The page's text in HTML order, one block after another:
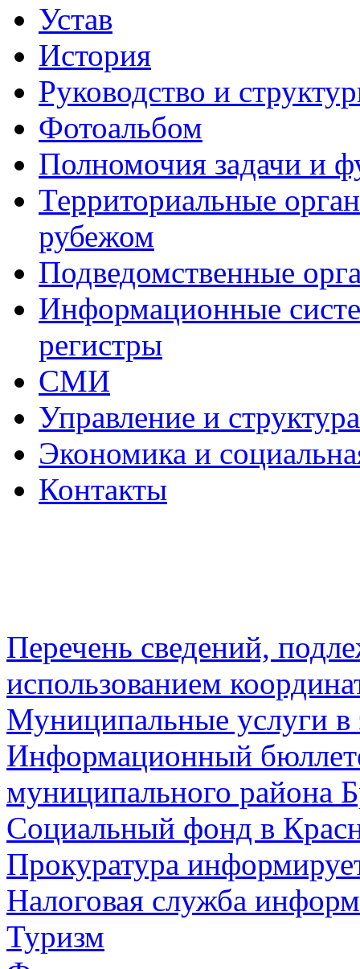
Устав
История
Руководство и
Фотоальбом
Полномочия задачи и
Территориальные
рубежом
Подведомственные
Информационные
регистры
СМИ
Управление и
Экономика и
Контакты
Перечень сведений,
использованием
Муниципальные услуги в
Информационный
муниципального района
Социальный фонд в
Прокуратура
Налоговая служба
Туризм